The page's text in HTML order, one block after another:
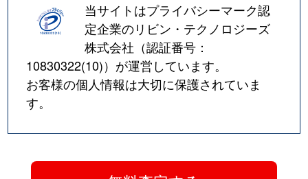
当サイトはプライバシーマーク認
定企業のリビン・テクノロジーズ
株式会社（認証番号：
10830322(10)）が運営しています。
お客様の個人情報は大切に保護されていま
す。